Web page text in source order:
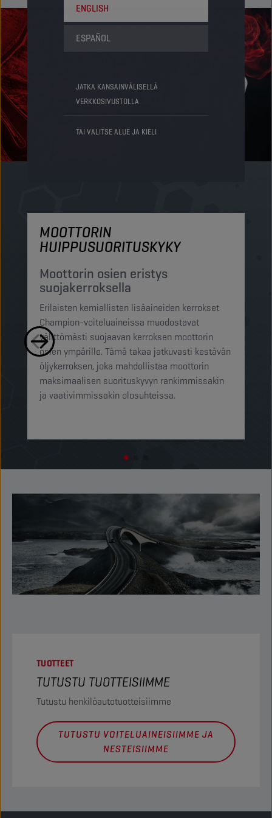
ENGLISH
ESPAÑOL
JATKA KANSAINVÄLISELLÄ
VERKKOSIVUSTOLLA
TAI VALITSE ALUE JA KIELI
MOOTTORIN
HUIPPUSUORITUSKYKY
Moottorin osien eristys
suojakerroksella
Erilaisten kemiallisten lisäaineiden kerrokset
Champion-voiteluaineissa muodostavat
välittömästi suojaavan kerroksen moottorin
osien ympärille. Tämä takaa jatkuvasti kestävän
öljykerroksen, joka mahdollistaa moottorin
maksimaalisen suorituskyvyn rankimmissakin
ja vaativimmissakin olosuhteissa.
TUOTTEET
TUTUSTU TUOTTEISIIMME
Tutustu henkilöautotuotteisiimme
TUTUSTU VOITELUAINEISIIMME JA
NESTEISIIMME